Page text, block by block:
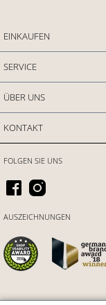
EINKAUFEN
SERVICE
ÜBER UNS
KONTAKT
FOLGEN SIE UNS
AUSZEICHNUNGEN